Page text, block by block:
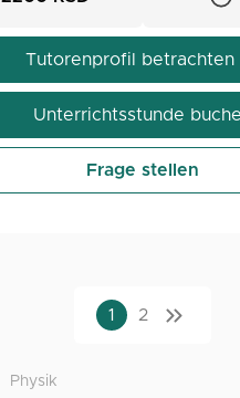
Tutorenprofil betrachten
Unterrichtsstunde
Frage stellen
1 2
Physik